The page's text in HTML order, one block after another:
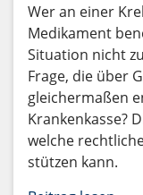
Wer an einer
Medikament
Situation nicht
Frage, die über
gleichermaßen
Krankenkasse?
welche
stützen kann.